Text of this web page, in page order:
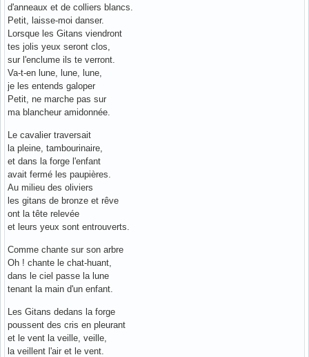
d'anneaux et de colliers blancs.
Petit, laisse-moi danser.
Lorsque les Gitans viendront
tes jolis yeux seront clos,
sur l'enclume ils te verront.
Va-t-en lune, lune, lune,
je les entends galoper
Petit, ne marche pas sur
ma blancheur amidonnée.
Le cavalier traversait
la pleine, tambourinaire,
et dans la forge l'enfant
avait fermé les paupières.
Au milieu des oliviers
les gitans de bronze et rêve
ont la tête relevée
et leurs yeux sont entrouverts.
Comme chante sur son arbre
Oh ! chante le chat-huant,
dans le ciel passe la lune
tenant la main d'un enfant.
Les Gitans dedans la forge
poussent des cris en pleurant
et le vent la veille, veille,
la veillent l'air et le vent.